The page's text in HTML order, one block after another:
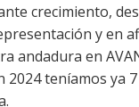
crecimiento,
y en
andadura en
2024 teníamos ya